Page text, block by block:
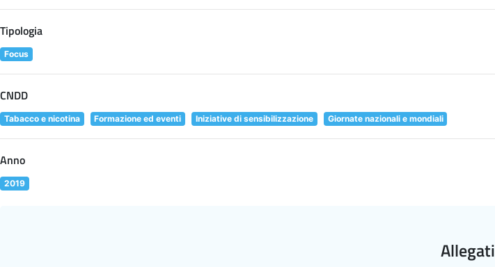
Tipologia
Focus
CNDD
Tabacco e nicotina Formazione ed eventi Iniziative di sensibilizzazione Giornate nazionali e mondiali
Anno
2019
Allegati